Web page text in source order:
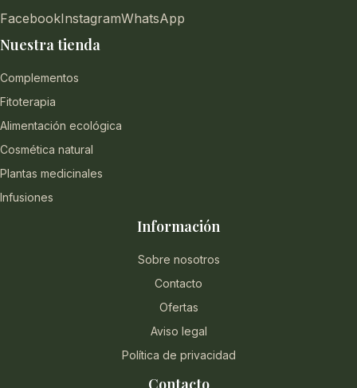
FacebookInstagramWhatsApp
Nuestra tienda
Complementos
Fitoterapia
Alimentación ecológica
Cosmética natural
Plantas medicinales
Infusiones
Información
Sobre nosotros
Contacto
Ofertas
Aviso legal
Política de privacidad